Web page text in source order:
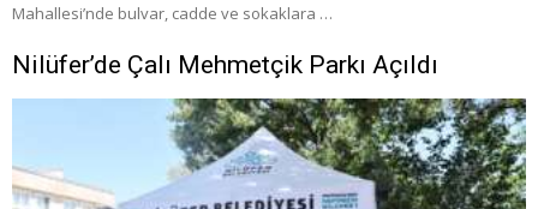
Mahallesi’nde bulvar, cadde ve sokaklara …
Nilüfer’de Çalı Mehmetçik Parkı Açıldı